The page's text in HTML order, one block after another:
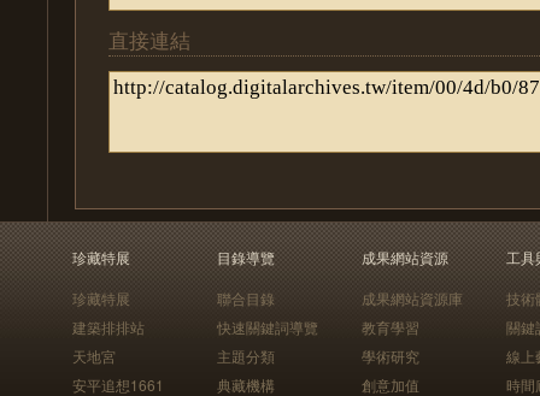
直接連結
珍藏特展
珍藏特展
建築排排站
天地宮
安平追想1661
目錄導覽
聯合目錄
快速關鍵詞導覽
主題分類
典藏機構
成果網站資源
成果網站資源庫
教育學習
學術研究
創意加值
工具
技術
關鍵
線上
時間